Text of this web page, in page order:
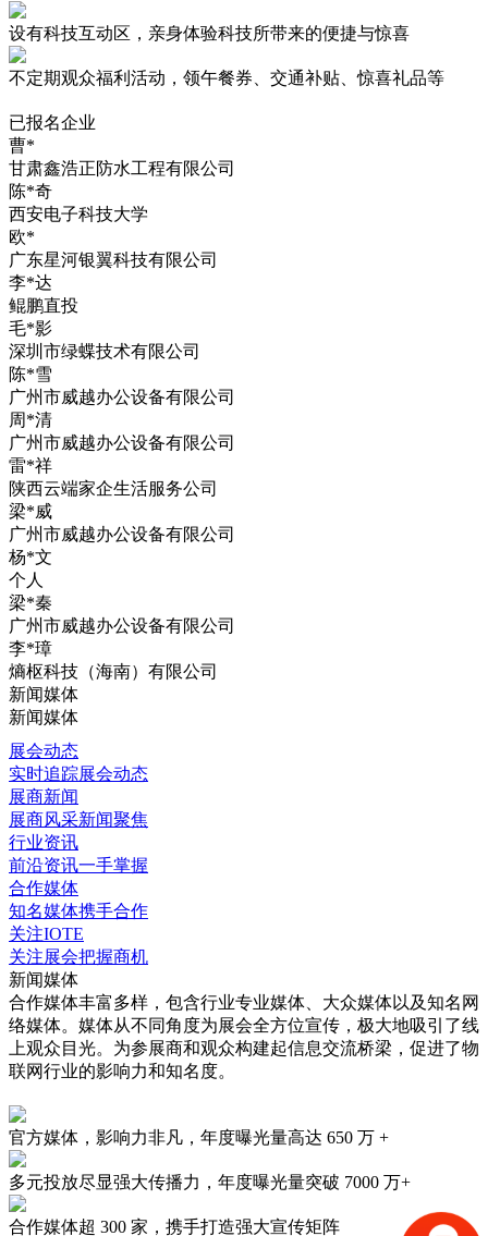
设有科技互动区 ，亲身体验科技所带来的便捷与惊喜
不定期观众福利活动 ，领午餐券、交通补贴、惊喜礼品等
已报名企业
曹*
甘肃鑫浩正防水工程有限公司
陈*奇
西安电子科技大学
欧*
广东星河银翼科技有限公司
李*达
鲲鹏直投
毛*影
深圳市绿蝶技术有限公司
陈*雪
广州市威越办公设备有限公司
周*清
广州市威越办公设备有限公司
雷*祥
陕西云端家企生活服务公司
梁*威
广州市威越办公设备有限公司
杨*文
个人
梁*秦
广州市威越办公设备有限公司
李*璋
熵枢科技（海南）有限公司
新闻媒体
新闻媒体
展会动态
实时追踪展会动态
展商新闻
展商风采新闻聚焦
行业资讯
前沿资讯一手掌握
合作媒体
知名媒体携手合作
关注IOTE
关注展会把握商机
新闻媒体
合作媒体丰富多样，包含行业专业媒体、大众媒体以及知名网
络媒体。媒体从不同角度为展会全方位宣传，极大地吸引了线
上观众目光。为参展商和观众构建起信息交流桥梁，促进了物
联网行业的影响力和知名度。
官方媒体，影响力非凡，年度曝光量高达 650 万 +
多元投放尽显强大传播力，年度曝光量突破 7000 万+
合作媒体超 300 家 ，携手打造强大宣传矩阵